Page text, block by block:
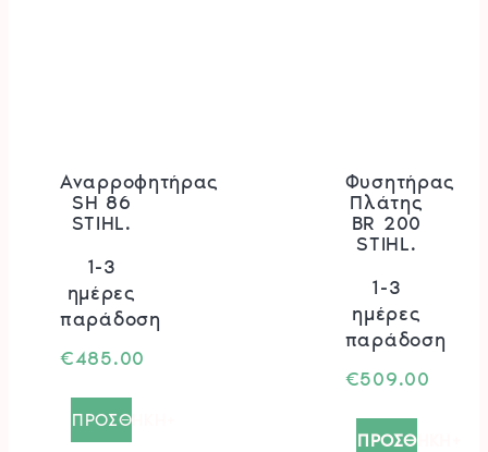
Αναρροφητήρας
SH 86
STIHL.
1-3
ημέρες
παράδοση
€485.00
ΠΡΟΣΘΗΚΗ+
Φυσητήρας
Πλάτης
BR 200
STIHL.
1-3
ημέρες
παράδοση
€509.00
ΠΡΟΣΘΗΚΗ+